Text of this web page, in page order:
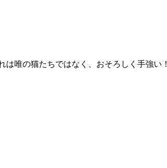
唯の猫たちではなく、おそろしく手強い！